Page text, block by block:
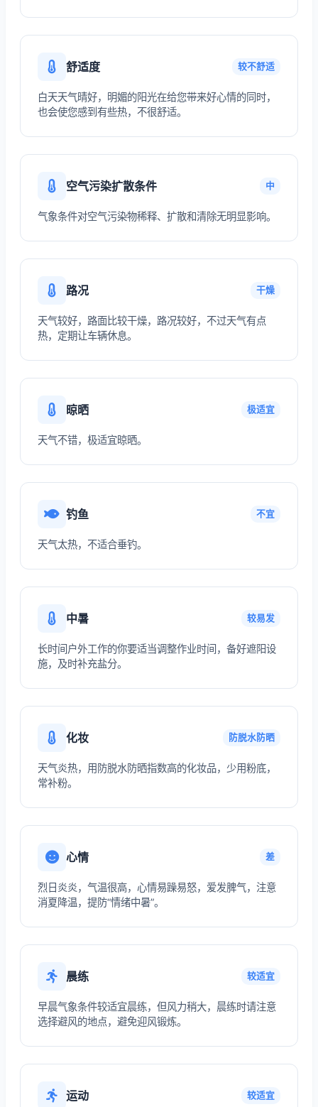
舒适度 较不舒适
白天天气晴好，明媚的阳光在给您带来好心情的同时，
也会使您感到有些热，不很舒适。
空气污染扩散条件 中
气象条件对空气污染物稀释、扩散和清除无明显影响。
路况 干燥
天气较好，路面比较干燥，路况较好，不过天气有点
热，定期让车辆休息。
晾晒 极适宜
天气不错，极适宜晾晒。
钓鱼 不宜
天气太热，不适合垂钓。
中暑 较易发
长时间户外工作的你要适当调整作业时间，备好遮阳设
施，及时补充盐分。
化妆 防脱水防晒
天气炎热，用防脱水防晒指数高的化妆品，少用粉底，
常补粉。
心情 差
烈日炎炎，气温很高，心情易躁易怒，爱发脾气，注意
消夏降温，提防“情绪中暑”。
晨练 较适宜
早晨气象条件较适宜晨练，但风力稍大，晨练时请注意
选择避风的地点，避免迎风锻炼。
运动 较适宜